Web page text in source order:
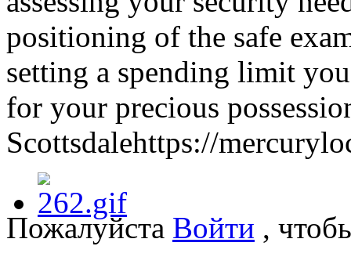
positioning of the safe
setting a spending limit
for your precious
Scottsdalehttps://
Пожалуйста Войти ,